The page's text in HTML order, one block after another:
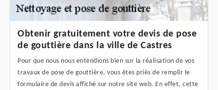
Obtenir gratuitement votre devis de pose
de gouttière dans la ville de Castres
Pour que nous nous entendions bien sur la réalisation de vos
travaux de pose de gouttière, vous êtes priés de remplir le
formulaire de devis affiché sur notre site web. En effet, cette